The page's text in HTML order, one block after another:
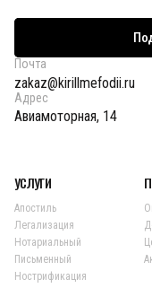
Почта
zakaz@kirillmefodii.ru
Адрес
Авиамоторная, 14
УСЛУГИ
Апостиль
Легализация
Нотариальный
Письменный
Нострификация